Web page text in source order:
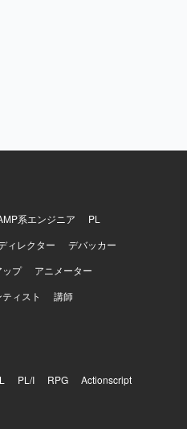
系エンジニア
PL
ィレクター
デバッカー
ップ
アニメーター
ィスト 講師
PL/I RPG
Actionscript